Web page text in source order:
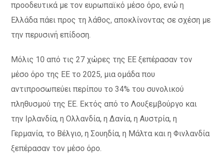
προοδευτικά με τον ευρωπαϊκό μέσο όρο, ενώ η
Ελλάδα πάει προς τη λάθος, αποκλίνοντας σε σχέση με
την περυσινή επίδοση.
Μόλις 10 από τις 27 χώρες της ΕΕ ξεπέρασαν τον
μέσο όρο της ΕΕ το 2025, μια ομάδα που
αντιπροσωπεύει περίπου το 34% του συνολικού
πληθυσμού της ΕΕ. Εκτός από το Λουξεμβούργο και
την Ιρλανδία, η Ολλανδία, η Δανία, η Αυστρία, η
Γερμανία, το Βέλγιο, η Σουηδία, η Μάλτα και η Φινλανδία
ξεπέρασαν τον μέσο όρο.